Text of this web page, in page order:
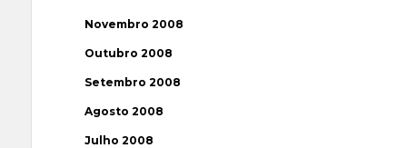
Novembro 2008
Outubro 2008
Setembro 2008
Agosto 2008
Julho 2008